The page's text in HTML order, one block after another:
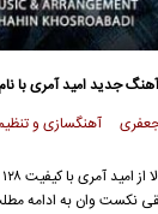
آهنگ جدیدامید آمریبا
جعفری آهنگسازی و
از امید آمری
نکست وان به ادامه